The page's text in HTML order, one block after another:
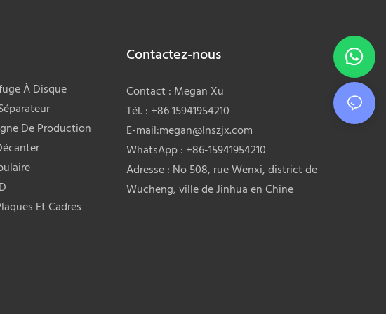
À Disque
De Production
Et Cadres
Contactez-nous
Contact : Megan Xu
Tél. : +86 15941954210
E-mail:megan@lnszjx.com
WhatsApp : +86-15941954210
Adresse : No 508, rue Wenxi, district de
Wucheng, ville de Jinhua en Chine